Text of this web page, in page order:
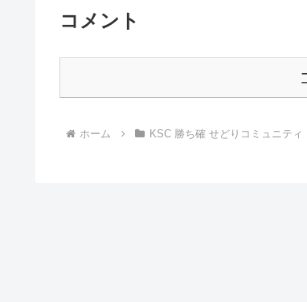
コメント
ホーム KSC 勝ち確 せどりコミュニティ